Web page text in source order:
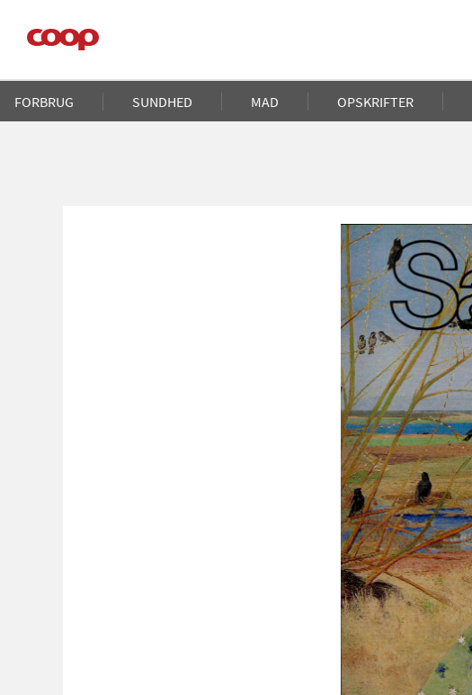
hovedindhold
Main
navigation
FORBRUG SUNDHED MAD OPSKRIFTER